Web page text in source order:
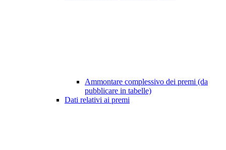
Ammontare complessivo dei premi (da
pubblicare in tabelle)
Dati relativi ai premi